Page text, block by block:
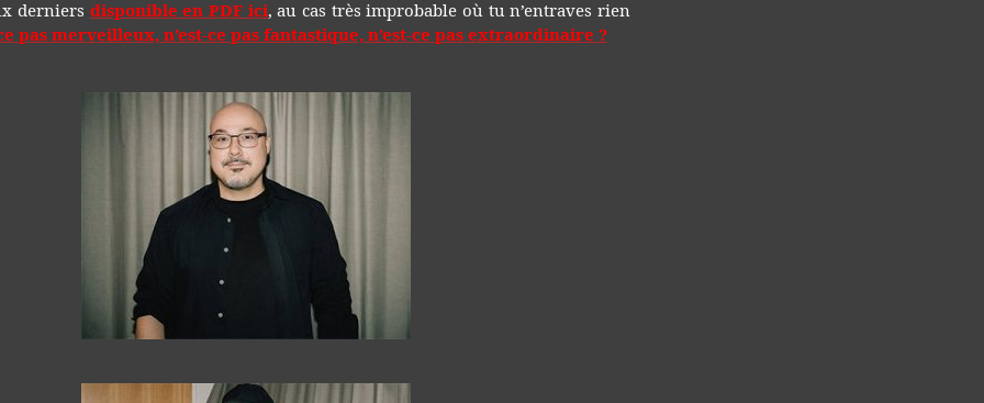
derniers disponible en PDF ici, au cas très improbable où tu n’entraves rien
pas merveilleux, n’est-ce pas fantastique, n’est-ce pas extraordinaire ?